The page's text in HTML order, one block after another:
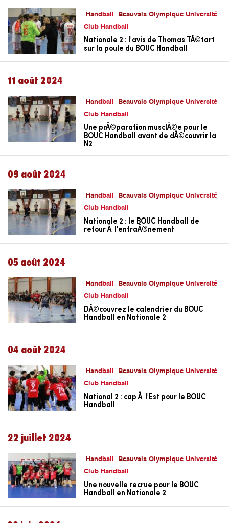
Handball
Beauvais Olympique Université
Club Handball
Nationale 2 : l'avis de Thomas TÃ©tart
sur la poule du BOUC Handball
11 août 2024
Handball
Beauvais Olympique Université
Club Handball
Une prÃ©paration musclÃ©e pour le
BOUC Handball avant de dÃ©couvrir la
N2
09 août 2024
Handball
Beauvais Olympique Université
Club Handball
Nationale 2 : le BOUC Handball de
retour Ã l'entraÃ®nement
05 août 2024
Handball
Beauvais Olympique Université
Club Handball
DÃ©couvrez le calendrier du BOUC
Handball en Nationale 2
04 août 2024
Handball
Beauvais Olympique Université
Club Handball
National 2 : cap Ã l'Est pour le BOUC
Handball
22 juillet 2024
Handball
Beauvais Olympique Université
Club Handball
Une nouvelle recrue pour le BOUC
Handball en Nationale 2